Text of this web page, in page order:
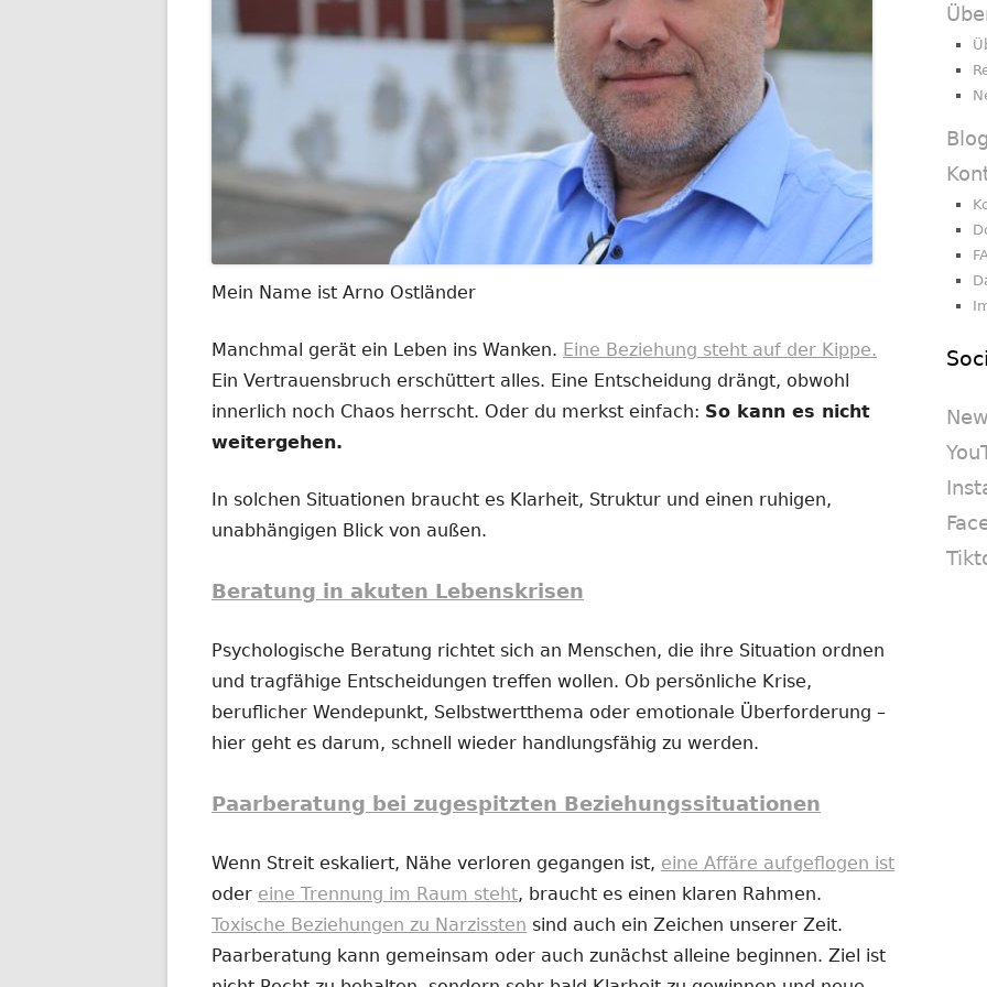
Mein Name ist Arno Ostländer
Manchmal gerät ein Leben ins Wanken. Eine Beziehung steht auf der Kippe.
Ein Vertrauensbruch erschüttert alles. Eine Entscheidung drängt, obwohl
innerlich noch Chaos herrscht. Oder du merkst einfach: So kann es nicht
weitergehen.
In solchen Situationen braucht es Klarheit, Struktur und einen ruhigen,
unabhängigen Blick von außen.
Beratung in akuten Lebenskrisen
Psychologische Beratung richtet sich an Menschen, die ihre Situation ordnen
und tragfähige Entscheidungen treffen wollen. Ob persönliche Krise,
beruflicher Wendepunkt, Selbstwertthema oder emotionale Überforderung –
hier geht es darum, schnell wieder handlungsfähig zu werden.
Paarberatung bei zugespitzten Beziehungssituationen
Wenn Streit eskaliert, Nähe verloren gegangen ist, eine Affäre aufgeflogen ist
oder eine Trennung im Raum steht, braucht es einen klaren Rahmen.
Toxische Beziehungen zu Narzissten sind auch ein Zeichen unserer Zeit.
Paarberatung kann gemeinsam oder auch zunächst alleine beginnen. Ziel ist
Blog